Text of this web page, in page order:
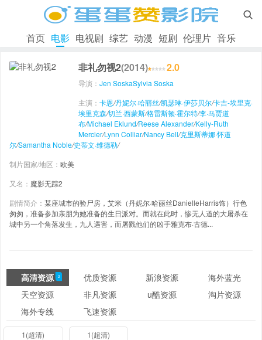

首页 电影 电视剧 综艺 动漫 短剧 伦理片 音乐
非礼勿视2(2014) 2.0
导演： Jen SoskaSylvia Soska
主演： 卡恩/丹妮尔·哈丽丝/凯瑟琳·伊莎贝尔/卡吉-埃里克·
埃里克森/切兰·西蒙斯/格雷斯顿·霍尔特/李·马贾道
布/Michael Eklund/Reese Alexander/Kelly-Ruth
Mercier/Lynn Colliar/Nancy Bell/克里斯蒂娜·怀道
尔/Samantha Noble/史蒂文·维德勒/
制片国家/地区： 欧美
又名： 魔影无踪2
剧情简介： 某座城市的验尸房，艾米（丹妮尔·哈丽丝DanielleHarris饰）行色
匆匆，准备参加亲朋为她准备的生日派对。而就在此时，惨无人道的大屠杀在
城中另一个角落发生，九人遇害，而屠戮他们的凶手雅克布·古德...
高清资源 2 优质资源 新浪资源
海外蓝光
天空资源
非凡资源 u酷资源
淘片资源
海外专线
飞速资源
1(超清) 1(超清)